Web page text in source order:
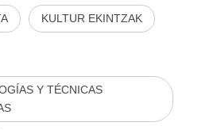
KULTUR EKINTZAK
Y TÉCNICAS